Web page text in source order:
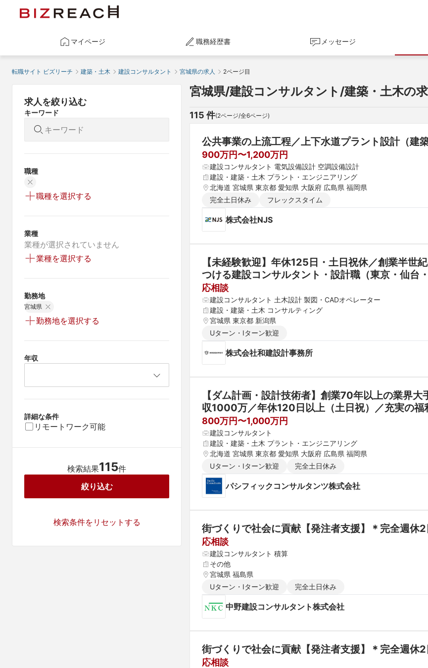
マイページ 職務経歴書 メッセージ
転職サイト ビズリーチ 建築・土木 建設コンサルタント 宮城県の求人 2ページ目
求人を絞り込む
キーワード
職種
職種を選択する
業種
業種が選択されていません
業種を選択する
勤務地
宮城県
勤務地を選択する
年収
詳細な条件
リモートワーク可能
検索結果115件
絞り込む
検索条件をリセットする
宮城県/建設コンサルタント/建築・土木の
115 件(2ページ/全6ページ)
公共事業の上流工程／上下水道プラント設計（建
900万円〜1,200万円
建設コンサルタント 電気設備設計 空調設備設計
建設・建築・土木 プラント・エンジニアリング
北海道 宮城県 東京都 愛知県 大阪府 広島県 福岡県
完全土日休み
フレックスタイム
株式会社NJS
【未経験歓迎】年休125日・土日祝休／創業半世
つける建設コンサルタント・設計職（東京・仙台・
応相談
建設コンサルタント 土木設計 製図・CADオペレーター
建設・建築・土木 コンサルティング
宮城県 東京都 新潟県
Uターン・Iターン歓迎
株式会社和建設計事務所
【ダム計画・設計技術者】創業70年以上の業界
収1000万／年休120日以上（土日祝）／充実の福
800万円〜1,000万円
建設コンサルタント
建設・建築・土木 プラント・エンジニアリング
北海道 宮城県 東京都 愛知県 大阪府 広島県 福岡県
Uターン・Iターン歓迎
完全土日休み
パシフィックコンサルタンツ株式会社
街づくりで社会に貢献【発注者支援】＊完全週休
応相談
建設コンサルタント 積算
その他
宮城県 福島県
Uターン・Iターン歓迎
完全土日休み
中野建設コンサルタント株式会社
街づくりで社会に貢献【発注者支援】＊完全週休
応相談